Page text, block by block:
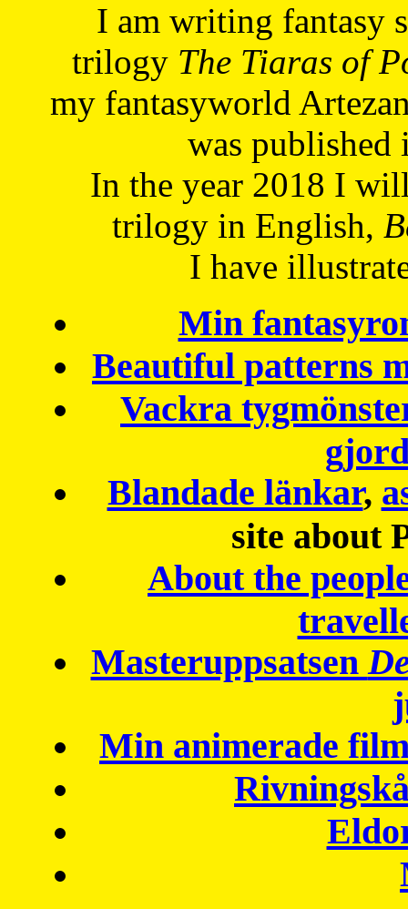
I am writing fantasy
trilogy The Tiaras of
my fantasyworld
was published
In the year 2018 I
trilogy in English,
I have
Min
Beautiful patterns
Vackra
Blandade länkar,
site about
About the
Masteruppsatsen
Min animerade